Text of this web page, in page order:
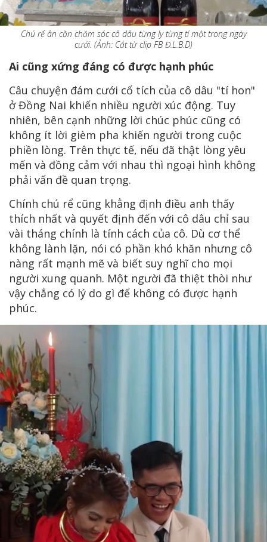
Chú rể ân cần chăm sóc cô dâu từng ly từng tí một trong ngày
cưới. (Ảnh: Cắt từ clip FB Đ.L.B.D)
Ai cũng xứng đáng có được hạnh phúc
Câu chuyện đám cưới cổ tích của cô dâu "tí hon"
ở Đồng Nai khiến nhiều người xúc động. Tuy
nhiên, bên cạnh những lời chúc phúc cũng có
không ít lời gièm pha khiến người trong cuộc
phiền lòng. Trên thực tế, nếu đã thật lòng yêu
mến và đồng cảm với nhau thì ngoại hình không
phải vấn đề quan trọng.
Chính chú rể cũng khẳng định điều anh thấy
thích nhất và quyết định đến với cô dâu chỉ sau
vài tháng chính là tính cách của cô. Dù cơ thể
không lành lặn, nói có phần khó khăn nhưng cô
nàng rất mạnh mẽ và biết suy nghĩ cho mọi
người xung quanh. Một người đã thiệt thòi như
vậy chẳng có lý do gì để không có được hạnh
phúc.